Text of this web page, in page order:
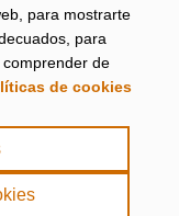
para mostrarte
para
de
de cookies